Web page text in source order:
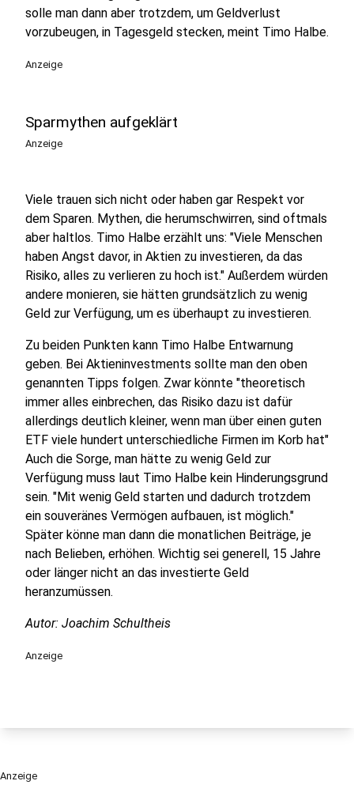
solle man dann aber trotzdem, um Geldverlust
vorzubeugen, in Tagesgeld stecken, meint Timo Halbe.
Anzeige
Sparmythen aufgeklärt
Anzeige
Viele trauen sich nicht oder haben gar Respekt vor
dem Sparen. Mythen, die herumschwirren, sind oftmals
aber haltlos. Timo Halbe erzählt uns: "Viele Menschen
haben Angst davor, in Aktien zu investieren, da das
Risiko, alles zu verlieren zu hoch ist." Außerdem würden
andere monieren, sie hätten grundsätzlich zu wenig
Geld zur Verfügung, um es überhaupt zu investieren.
Zu beiden Punkten kann Timo Halbe Entwarnung
geben. Bei Aktieninvestments sollte man den oben
genannten Tipps folgen. Zwar könnte "theoretisch
immer alles einbrechen, das Risiko dazu ist dafür
allerdings deutlich kleiner, wenn man über einen guten
ETF viele hundert unterschiedliche Firmen im Korb hat"
Auch die Sorge, man hätte zu wenig Geld zur
Verfügung muss laut Timo Halbe kein Hinderungsgrund
sein. "Mit wenig Geld starten und dadurch trotzdem
ein souveränes Vermögen aufbauen, ist möglich."
Später könne man dann die monatlichen Beiträge, je
nach Belieben, erhöhen. Wichtig sei generell, 15 Jahre
oder länger nicht an das investierte Geld
heranzumüssen.
Autor: Joachim Schultheis
Anzeige
Anzeige